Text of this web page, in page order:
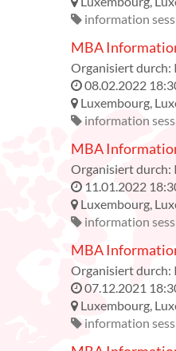
information
MBA
Organisiert durch:
08.02.2022
Luxembourg,
information
MBA
Organisiert durch:
11.01.2022
Luxembourg,
information
MBA
Organisiert durch:
07.12.2021
Luxembourg,
information